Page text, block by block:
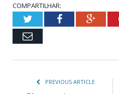
COMPARTILHAR:
TwitterFacebook
Email
PREVIOUS ARTICLE